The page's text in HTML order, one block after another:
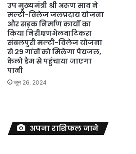
उप मुख्यमंत्री श्री अरुण साव ने
मल्टी-विलेज जलप्रदाय योजना
और सड़क निर्माण कार्यों का
किया निरीक्षणभेलवाटिकरा
संबलपुरी मल्टी-विलेज योजना
से 29 गांवों को मिलेगा पेयजल,
केलो डैम से पहुंचाया जाएगा
पानी
जून 26, 2024
अपना राशिफल जाने